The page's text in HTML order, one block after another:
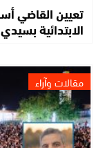
تعيين القاضي
الابتدائية
مقالات وآراء